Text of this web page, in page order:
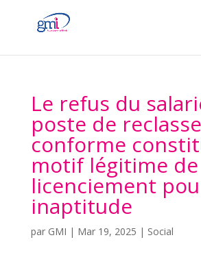
Le refus du
poste de
conforme
motif légitime de
licenciement
inaptitude
par GMI | Mar 19, 2025 | Social